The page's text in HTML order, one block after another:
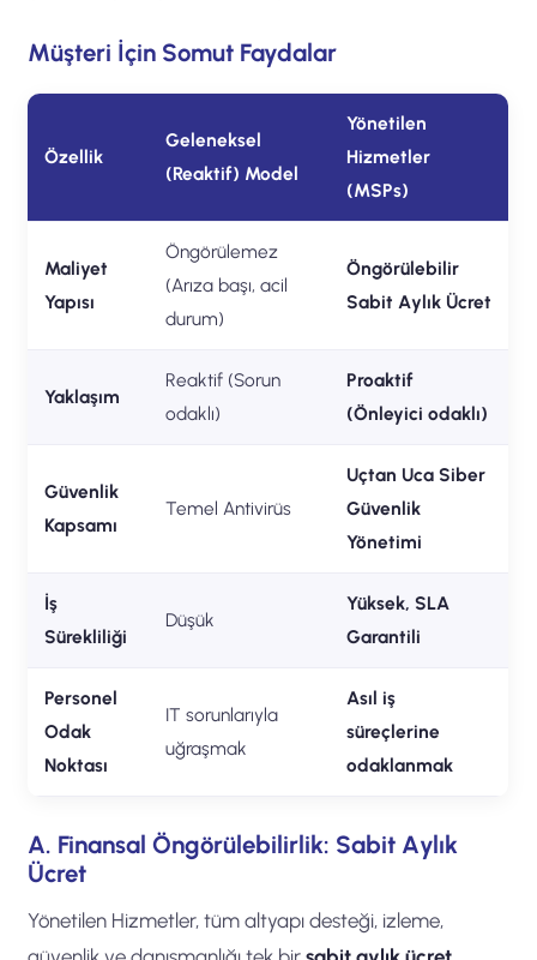
Müşteri İçin Somut Faydalar
Özellik
Geleneksel
(Reaktif) Model
Yönetilen
Hizmetler
(MSPs)
Maliyet
Yapısı
Öngörülemez
(Arıza başı, acil
durum)
Öngörülebilir
Sabit Aylık Ücret
Yaklaşım
Reaktif (Sorun
odaklı)
Proaktif
(Önleyici odaklı)
Güvenlik
Kapsamı
Temel Antivirüs
Uçtan Uca Siber
Güvenlik
Yönetimi
İş
Sürekliliği
Düşük
Yüksek, SLA
Garantili
Personel
Odak
Noktası
IT sorunlarıyla
uğraşmak
Asıl iş
süreçlerine
odaklanmak
A. Finansal Öngörülebilirlik: Sabit Aylık
Ücret
Yönetilen Hizmetler, tüm altyapı desteği, izleme,